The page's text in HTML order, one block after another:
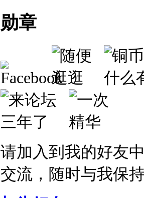
勋章
请加入到我的好友
交流，随时与我保